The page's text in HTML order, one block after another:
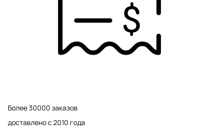
Более 30000 заказов
доставлено с 2010 года